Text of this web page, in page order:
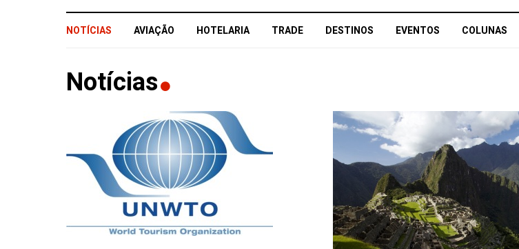
NOTÍCIAS AVIAÇÃO HOTELARIA TRADE DESTINOS EVENTOS COLUNAS
Notícias